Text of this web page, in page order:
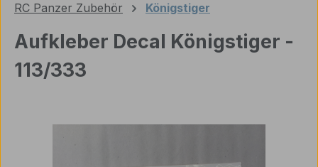
RC Panzer Zubehör Königstiger
Aufkleber Decal Königstiger -
113/333